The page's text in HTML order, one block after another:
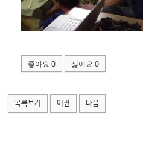
좋아요0 싫어요0
목록보기 이전 다음